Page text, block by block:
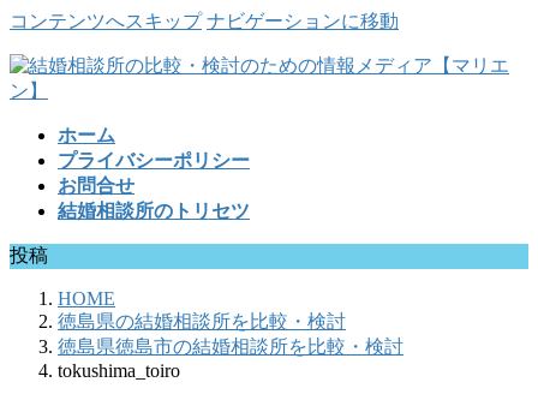
コンテンツへスキップ ナビゲーションに移動
ホーム
プライバシーポリシー
お問合せ
結婚相談所のトリセツ
投稿
HOME
徳島県の結婚相談所を比較・検討
徳島県徳島市の結婚相談所を比較・検討
tokushima_toiro